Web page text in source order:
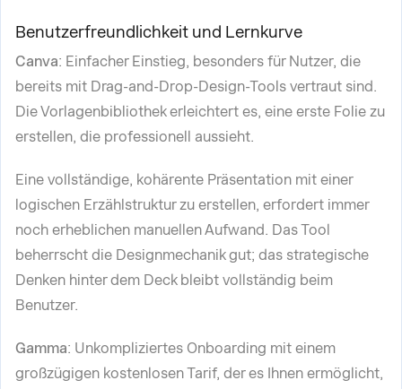
Benutzerfreundlichkeit und Lernkurve
Canva: Einfacher Einstieg, besonders für Nutzer, die
bereits mit Drag-and-Drop-Design-Tools vertraut sind.
Die Vorlagenbibliothek erleichtert es, eine erste Folie zu
erstellen, die professionell aussieht.
Eine vollständige, kohärente Präsentation mit einer
logischen Erzählstruktur zu erstellen, erfordert immer
noch erheblichen manuellen Aufwand. Das Tool
beherrscht die Designmechanik gut; das strategische
Denken hinter dem Deck bleibt vollständig beim
Benutzer.
Gamma: Unkompliziertes Onboarding mit einem
großzügigen kostenlosen Tarif, der es Ihnen ermöglicht,